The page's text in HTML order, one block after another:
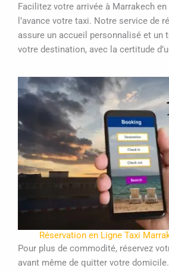
Facilitez votre arrivée à Marrakech
l’avance votre taxi. Notre service de
assure un accueil personnalisé et un
votre destination, avec la certitude
Réservation en Ligne Taxi
Pour plus de commodité, réservez
avant même de quitter votre